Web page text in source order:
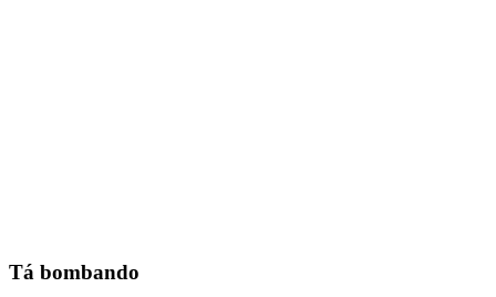
Tá bombando